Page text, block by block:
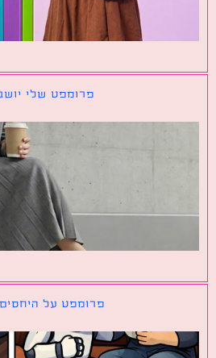
פרומפט שלי יושבת על
פרומפט על היחסים שלי